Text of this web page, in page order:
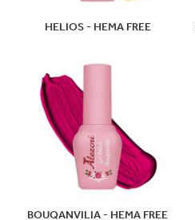
HELIOS - HEMA FREE
BOUQANVILIA - HEMA FREE